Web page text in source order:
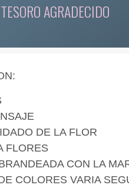
AGRADECIDO
DE LA FLOR
FLORES
CON LA
COLORES VARIA